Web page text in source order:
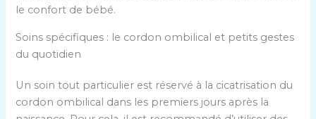
le confort de bébé.
Soins spécifiques : le cordon ombilical et petits gestes
du quotidien
Un soin tout particulier est réservé à la cicatrisation du
cordon ombilical dans les premiers jours après la